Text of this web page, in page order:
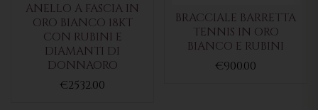
ANELLO A FASCIA IN
ORO BIANCO 18KT
CON RUBINI E
DIAMANTI DI
DONNAORO
€2532.00
BRACCIALE BARRETTA
TENNIS IN ORO
BIANCO E RUBINI
€900.00